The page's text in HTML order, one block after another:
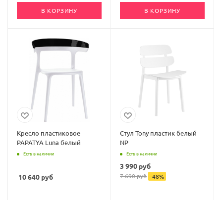
В КОРЗИНУ В КОРЗИНУ
Кресло пластиковое
PAPATYA Luna белый
Есть в наличии
10 640 руб
Стул Tony пластик белый
NP
Есть в наличии
3 990 руб
7 690руб -48%